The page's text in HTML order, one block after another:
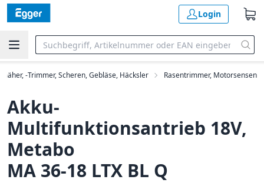
Login
-Trimmer, Scheren, Gebläse, Häcksler Rasentrimmer, Motorsensen
Akku-
Multifunktionsantrieb 18V,
Metabo
MA 36-18 LTX BL Q